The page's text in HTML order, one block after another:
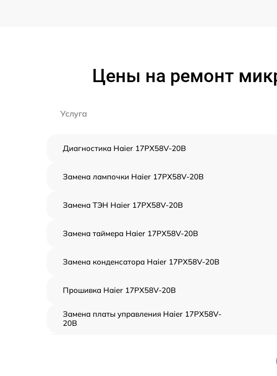
Цены на ремонт
Услуга
Диагностика Haier 17PX58V-20B
Замена лампочки Haier 17PX58V-20B
Замена ТЭН Haier 17PX58V-20B
Замена таймера Haier 17PX58V-20B
Замена конденсатора Haier 17PX58V-20B
Прошивка Haier 17PX58V-20B
Замена платы управления Haier 17PX58V-
20B